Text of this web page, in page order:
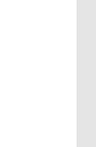
뷰4